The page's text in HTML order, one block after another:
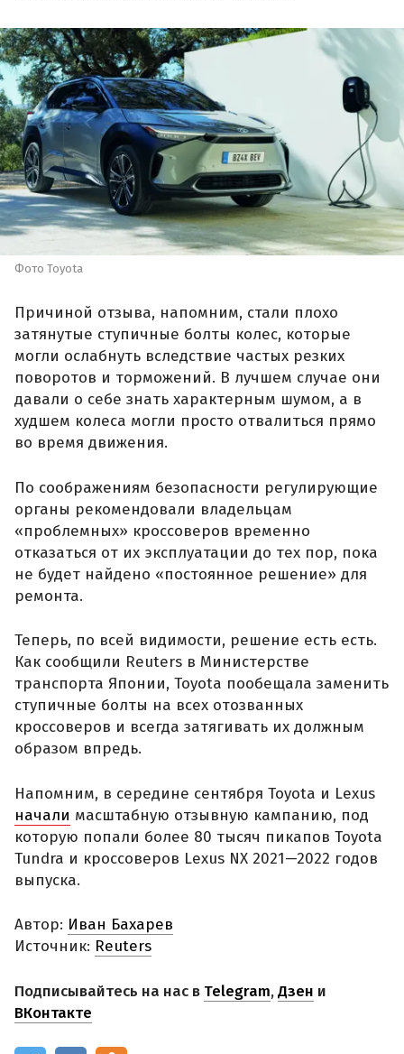
Фото Toyota
Причиной отзыва, напомним, стали плохо
затянутые ступичные болты колес, которые
могли ослабнуть вследствие частых резких
поворотов и торможений. В лучшем случае они
давали о себе знать характерным шумом, а в
худшем колеса могли просто отвалиться прямо
во время движения.
По соображениям безопасности регулирующие
органы рекомендовали владельцам
«проблемных» кроссоверов временно
отказаться от их эксплуатации до тех пор, пока
не будет найдено «постоянное решение» для
ремонта.
Теперь, по всей видимости, решение есть есть.
Как сообщили Reuters в Министерстве
транспорта Японии, Toyota пообещала заменить
ступичные болты на всех отозванных
кроссоверов и всегда затягивать их должным
образом впредь.
Напомним, в середине сентября Toyota и Lexus
начали масштабную отзывную кампанию, под
которую попали более 80 тысяч пикапов Toyota
Tundra и кроссоверов Lexus NX 2021—2022 годов
выпуска.
Автор: Иван Бахарев
Источник: Reuters
Подписывайтесь на нас в Telegram,Дзен и
ВКонтакте